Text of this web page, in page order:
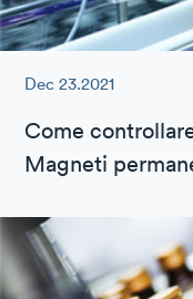
Dec 23.2021
Come
Magneti